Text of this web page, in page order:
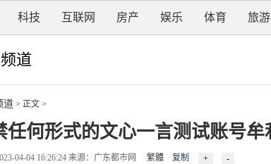
科技 互联网 房产 娱乐 体育 旅游
道
道 > 正文 >
任何形式的文心一言测试账号牟
04-04 16:26:24 来源：广东都市网 繁體 复制